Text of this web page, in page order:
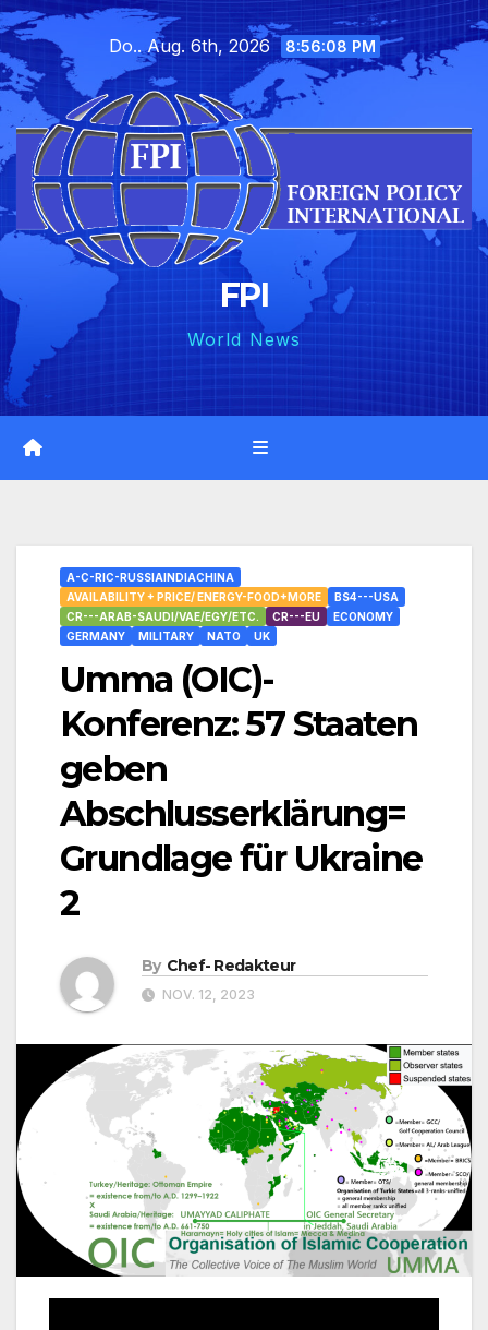
Skip
to
content
Do.. Aug. 6th, 2026 8:56:09 PM
FPI
World News
A-C-RIC-RUSSIAINDIACHINA
AVAILABILITY + PRICE/ ENERGY-FOOD+MORE
BS4---USA
CR---ARAB-SAUDI/VAE/EGY/ETC.
CR---EU
ECONOMY
GERMANY
MILITARY NATO UK
Umma (OIC)-
Konferenz: 57 Staaten
geben
Abschlusserklärung=
Grundlage für Ukraine
2
By Chef- Redakteur
NOV. 12, 2023